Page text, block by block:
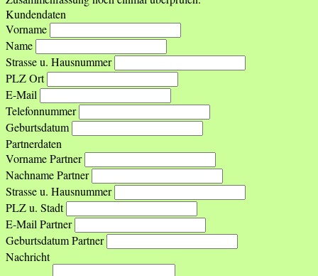
Kundendaten
Vorname
Name
Strasse u. Hausnummer
PLZ Ort
E-Mail
Telefonnummer
Geburtsdatum
Partnerdaten
Vorname Partner
Nachname Partner
Strasse u. Hausnummer
PLZ u. Stadt
E-Mail Partner
Geburtsdatum Partner
Nachricht